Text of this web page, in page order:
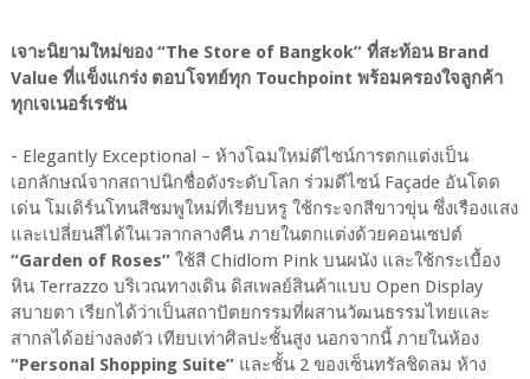
เจาะนิยามใหม่ของ “The Store of Bangkok” ที่สะท้อน Brand
Value ที่แข็งแกร่ง ตอบโจทย์ทุก Touchpoint พร้อมครองใจลูกค้า
ทุกเจเนอร์เรชัน
- Elegantly Exceptional – ห้างโฉมใหม่ดีไซน์การตกแต่งเป็น
เอกลักษณ์จากสถาปนิกชื่อดังระดับโลก ร่วมดีไซน์ Façade อันโดด
เด่น โมเดิร์นโทนสีชมพูใหม่ที่เรียบหรู ใช้กระจกสีขาวขุ่น ซึ่งเรืองแสง
และเปลี่ยนสีได้ในเวลากลางคืน ภายในตกแต่งด้วยคอนเซปต์
“Garden of Roses”ใช้สี Chidlom Pink บนผนัง และใช้กระเบื้อง
หิน Terrazzo บริเวณทางเดิน ดิสเพลย์สินค้าแบบ Open Display
สบายตา เรียกได้ว่าเป็นสถาปัตยกรรมที่ผสานวัฒนธรรมไทยและ
สากลได้อย่างลงตัว เทียบเท่าศิลปะชั้นสูง นอกจากนี้ ภายในห้อง
“Personal Shopping Suite”และชั้น 2 ของเซ็นทรัลชิดลม ห้าง